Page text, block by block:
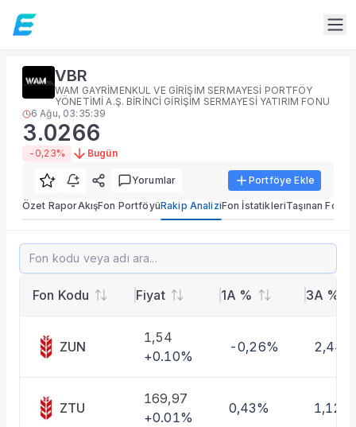
Fon Detay
Yatırım fonu detay, portföy dağılımı, performans ve
Alt Bölümler
Özet Rapor
Akış
Fon Portföyü
Rakip Analizi
Fon İstatistikleri
Rakip Analizi
VBR benzer fonlarla karşılaştırmalı analiz.
VBR
WAM GAYRİMENKUL VE GİRİŞİM SERMAYESİ PORTFÖY
YÖNETİMİ A.Ş. BİRİNCİ GİRİŞİM SERMAYESİ YATIRIM FONU
6 Ağu, 03:35:39
3.0266
-0,23% Bugün
Yorumlar Portföye Ekle
Özet RaporAkışFon PortföyüRakip AnaliziFon İstatikleriTaşınan Fonlar
VBR 3.0266 -0,23%
Fon Kodu Fiyat 1A % 3A %
ZUN
1,54
+0.10%
-0,26% 2,44%
ZTU
169,97
+0.01%
0,43% 1,12%